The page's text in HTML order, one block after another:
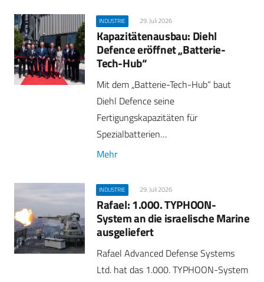
INDUSTRIE 29. Juli 2026
Kapazitätenausbau: Diehl
Defence eröffnet „Batterie-
Tech-Hub“
Mit dem „Batterie-Tech-Hub“ baut
Diehl Defence seine
Fertigungskapazitäten für
Spezialbatterien…
Mehr
INDUSTRIE 29. Juli 2026
Rafael: 1.000. TYPHOON-
System an die israelische Marine
ausgeliefert
Rafael Advanced Defense Systems
Ltd. hat das 1.000. TYPHOON-System